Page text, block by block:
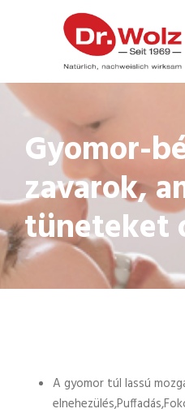
Gyomor-
zavarok,
tüneteket
A gyomor túl lassú